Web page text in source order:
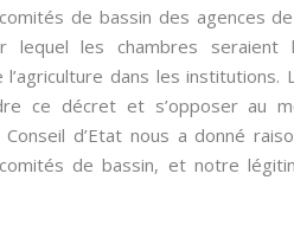
de bassin des agences de
lequel les chambres
dans les institutions.
ce décret et s’opposer au
d’Etat nous a donné
de bassin, et notre